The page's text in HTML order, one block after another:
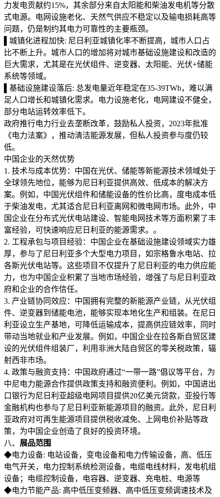
力发电贡献约15%，其余部分来自太阳能和柴油发电机等分散
式电源。电网设施老化、天然气供应不稳定以及输电损耗高等
问题，仍是制约其电力可靠性的主要瓶颈。
▌城镇化进程加快: 尼日利亚城镇化率不断提高，城市人口占
比不断上升。城市人口的增加将对城市基础设施建设和改造的
巨大需求，尤其是在光伏组件、逆变器、太阳能、光伏+储能
系统等领域。
▌基础设施建设落后: 总发电量近年稳定在35-39TWh，难以满
足人口增长和城镇化需求。电力设施老化，电网建设不健全，
部分电站运转效率低下。
政府推行电力行业去垄断改革，鼓励私人投资，2023年批准
《电力法案》，推动清洁能源发展，但私人投资参与度仍较
低。
中国企业的天然优势
1. 技术与成本优势：中国在光伏、储能等新能源技术领域处于
全球领先地位，能够为尼日利亚提供高效、低成本的解决方
案。例如，中国光伏组件和储能设备的性价比高，度电成本低
于柴油发电，尤其适合尼日利亚离网和微电网市场。此外，中
国企业在分布式光伏电站建设、智能电网技术等方面积累了丰
富经验，可快速响应尼日利亚的能源需求。。
2. 工程承包与项目经验：中国企业在基础设施建设领域实力雄
厚，参与了尼日利亚多个大型电力项目，如宗格鲁水电站、拉
各斯光伏电站等。这些项目不仅提升了尼日利亚的电力供应能
力，也为中国企业积累了当地市场经验，增强了与尼日利亚政
府和企业的合作信任。
3. 产业链协同效应：中国拥有完整的新能源产业链，从光伏组
件、逆变器到储能电池，能够实现本地化生产和组装。在尼日
利亚设立生产基地，可降低运输成本，提高供应链效率，同时
带动当地就业和产业发展。例如，中国企业在拉各斯自贸区建
设的光伏组件组装厂，利用非洲大陆自贸区的零关税政策，辐
射西非市场。
4. 政策与融资支持：中国政府通过“一带一路”倡议等平台，为
中尼电力能源合作提供政策支持和融资便利。例如，中国进出
口银行为尼日利亚超级电网项目提供20亿美元贷款，亚投行等
金融机构也参与了尼日利亚新能源项目的融资。此外，尼日利
亚政府对可再生能源项目提供税收减免、上网电价补贴等政
策，为中国企业创造了良好的投资环境。
八、 展品范围
◆电力设备: 电站设备，变电设备和电力传输设备，高、低压
电气开关，电力控制系统检测设备，电缆电线材料，发电机组
设备；电缆控制设备，电容器、逆变器、充电桩、电源等
◆电力节能产品: 高中低压变频器、高中低压变频调速技术及